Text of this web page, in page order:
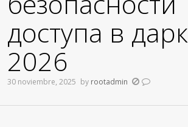
доступа в
2026
30 noviembre, 2025 by rootadmin